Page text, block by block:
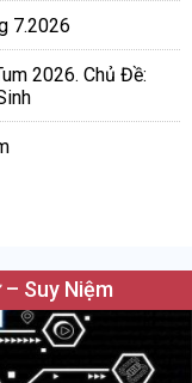
7.2026
2026. Chủ Đề:
Suy Niệm